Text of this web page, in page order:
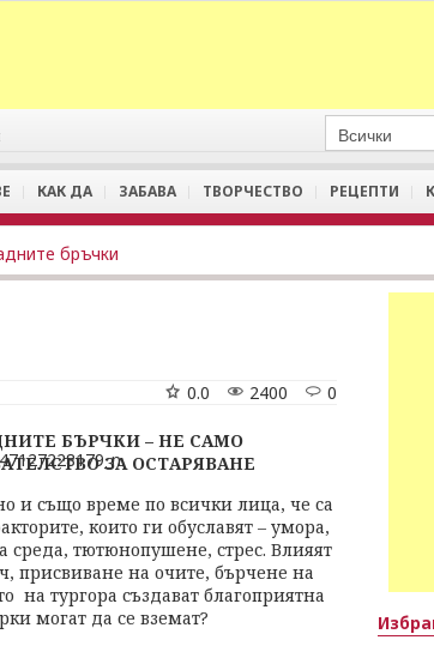
КАК ДА ЗАБАВА ТВОРЧЕСТВО РЕЦЕПТИ
бръчки
0
2400
0.0
БЪРЧКИ – НЕ САМО
ЗА ОСТАРЯВАНЕ
и също време по всички лица, че са
които ги обуславят – умора,
среда, тютюнопушене, стрес. Влияят
присвиване на очите, бърчене на
на тургора създават благоприятна
могат да се вземат?